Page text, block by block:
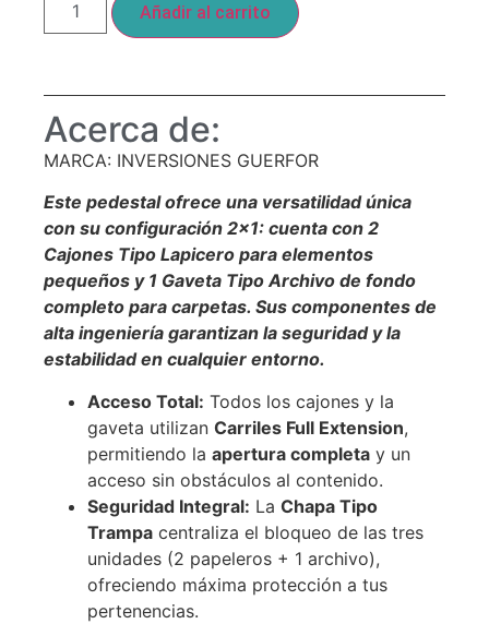
Añadir al carrito
Acerca de:
MARCA: INVERSIONES GUERFOR
Este pedestal ofrece una versatilidad única
con su configuración 2×1: cuenta con 2
Cajones Tipo Lapicero para elementos
pequeños y 1 Gaveta Tipo Archivo de fondo
completo para carpetas. Sus componentes de
alta ingeniería garantizan la seguridad y la
estabilidad en cualquier entorno.
Acceso Total: Todos los cajones y la
gaveta utilizan Carriles Full Extension,
permitiendo la apertura completa y un
acceso sin obstáculos al contenido.
Seguridad Integral: La Chapa Tipo
Trampa centraliza el bloqueo de las tres
unidades (2 papeleros + 1 archivo),
ofreciendo máxima protección a tus
pertenencias.